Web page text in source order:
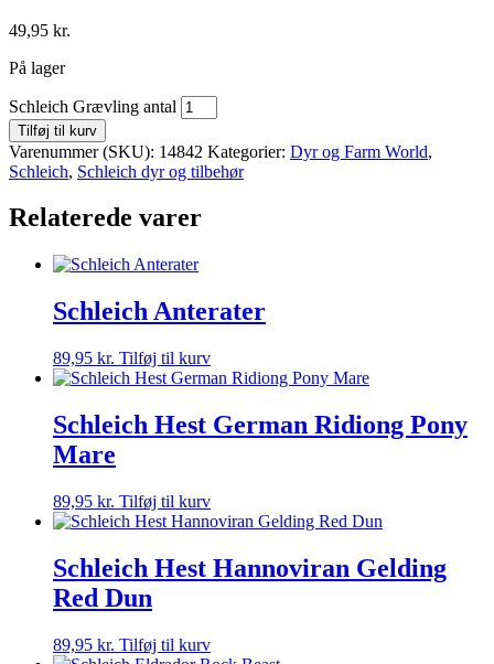
49,95 kr.
På lager
Schleich Grævling antal
Tilføj til kurv
Varenummer (SKU): 14842 Kategorier: Dyr og Farm World,
Schleich, Schleich dyr og tilbehør
Relaterede varer
Schleich Anterater
89,95 kr. Tilføj til kurv
Schleich Hest German Ridiong Pony
Mare
89,95 kr. Tilføj til kurv
Schleich Hest Hannoviran Gelding
Red Dun
89,95 kr. Tilføj til kurv